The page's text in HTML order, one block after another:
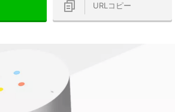
URLコピー